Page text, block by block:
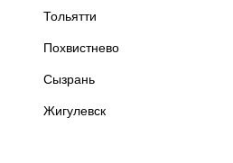
Тольятти
Похвистнево
Сызрань
Жигулевск